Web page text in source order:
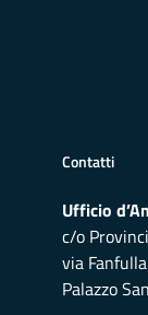
Contatti
Ufficio
c/o
via
Palazzo